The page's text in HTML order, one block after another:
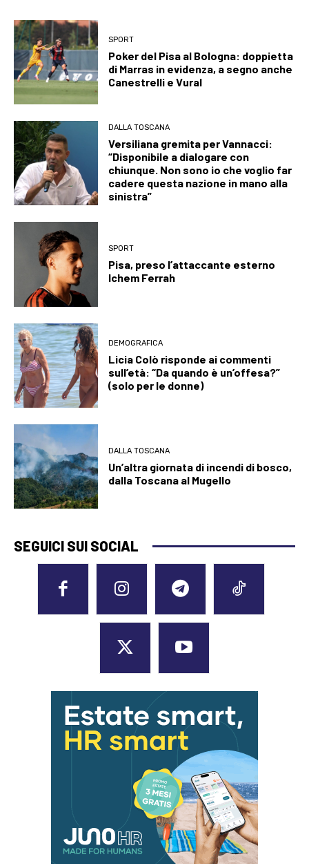
SPORT
Poker del Pisa al Bologna: doppietta
di Marras in evidenza, a segno anche
Canestrelli e Vural
DALLA TOSCANA
Versiliana gremita per Vannacci:
“Disponibile a dialogare con
chiunque. Non sono io che voglio far
cadere questa nazione in mano alla
sinistra”
SPORT
Pisa, preso l’attaccante esterno
Ichem Ferrah
DEMOGRAFICA
Licia Colò risponde ai commenti
sull’età: “Da quando è un’offesa?”
(solo per le donne)
DALLA TOSCANA
Un’altra giornata di incendi di bosco,
dalla Toscana al Mugello
SEGUICI SUI SOCIAL